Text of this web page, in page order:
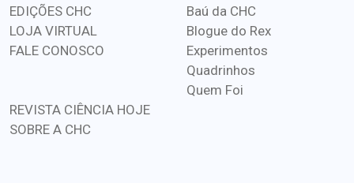
EDIÇÕES CHC
LOJA VIRTUAL
FALE CONOSCO
Baú da CHC
Blogue do Rex
Experimentos
Quadrinhos
Quem Foi
REVISTA CIÊNCIA HOJE
SOBRE A CHC